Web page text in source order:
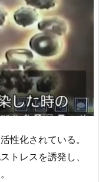
性化されている。
トレスを誘発し、